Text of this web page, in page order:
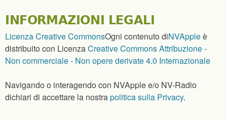
INFORMAZIONI LEGALI
Licenza Creative CommonsOgni contenuto diNVAppleè
distribuito con LicenzaCreative Commons Attribuzione -
Non commerciale - Non opere derivate 4.0 Internazionale
Navigando o interagendo con NVApple e/o NV-Radio
dichiari di accettare la nostrapolitica sulla Privacy.